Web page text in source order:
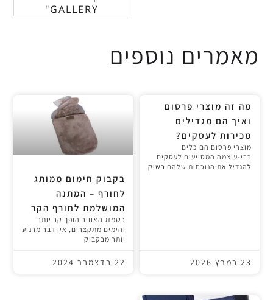
GALLERY"
מאמרים נוספים
מה זה מוצרי פרסום
ואיך הם מגדילים
מכירות לעסקים?
מוצרי פרסום הם כלים
רבי-עוצמה המסייעים לעסקים
להגדיל את הנוכחות שלהם בשוק
23 במרץ 2026
בקבוק חימום ממותג
לחורף – המתנה
המושלמת לחורף הקר
כשמזג האוויר הופך קר יותר
והימים מתקצרים, אין דבר מרגיע
יותר מבקבוק
22 בדצמבר 2024